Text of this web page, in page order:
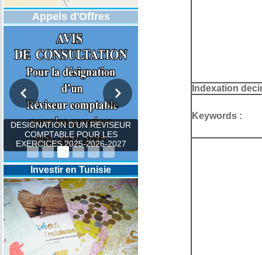
Appels d'Offres
DESIGNATION D’UN REVISEUR
COMPTABLE POUR LES
EXERCICES 2025-2026-2027
Investir en Tunisie
Indexation
Keywords :